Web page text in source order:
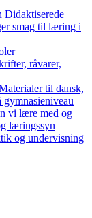
Didaktiserede
smag til læring i
råvarer,
til dansk,
vi lære med og
læringssyn
og undervisning